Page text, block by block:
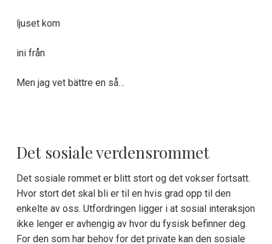
ljuset kom
ini från
Men jag vet bättre en så…
Det sosiale verdensrommet
Det sosiale rommet er blitt stort og det vokser fortsatt.
Hvor stort det skal bli er til en hvis grad opp til den
enkelte av oss. Utfordringen ligger i at sosial interaksjon
ikke lenger er avhengig av hvor du fysisk befinner deg.
For den som har behov for det private kan den sosiale